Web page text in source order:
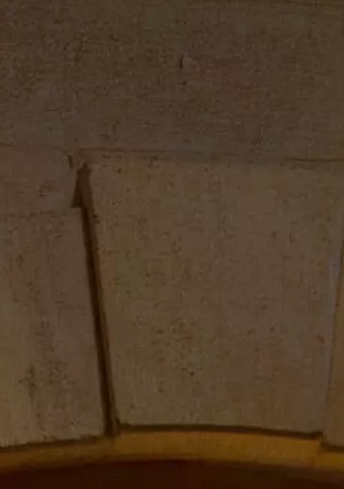
Fête des vins du
Oenologie
Combe au Mas
19:00
22:00